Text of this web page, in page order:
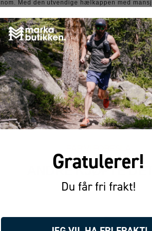
Med den utvendige hælkappen med
Dette bidrar til bedre skikontroll i
den egenutviklede Alpina sålen for en god
for juniorer som ønsker komfort på turen og
og støtte
og mosjonister
med god passform
overdel, 4 Dry membran
nybegynner til øvet
ANDRE KJØPTE
Gratulerer!
Du får fri frakt!